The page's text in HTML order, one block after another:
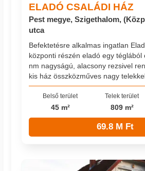
ELADÓ CSALÁDI HÁZ
Pest megye, Szigethalom,
utca
Befektetésre alkalmas ingatlan
központi részén eladó egy téglából
nm nagyságú, alacsony rezsivel
kis ház összközműves nagy
Belső terület
45 m²
Telek terület
809 m²
69.8 M Ft